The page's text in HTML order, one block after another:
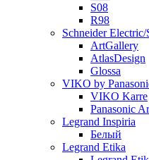
S08
R98
Schneider
ArtGallery
AtlasDesign
Glossa
VIKO by
VIKO Karre
Panasonic
Legrand Inspiria
Белый
Legrand Etika